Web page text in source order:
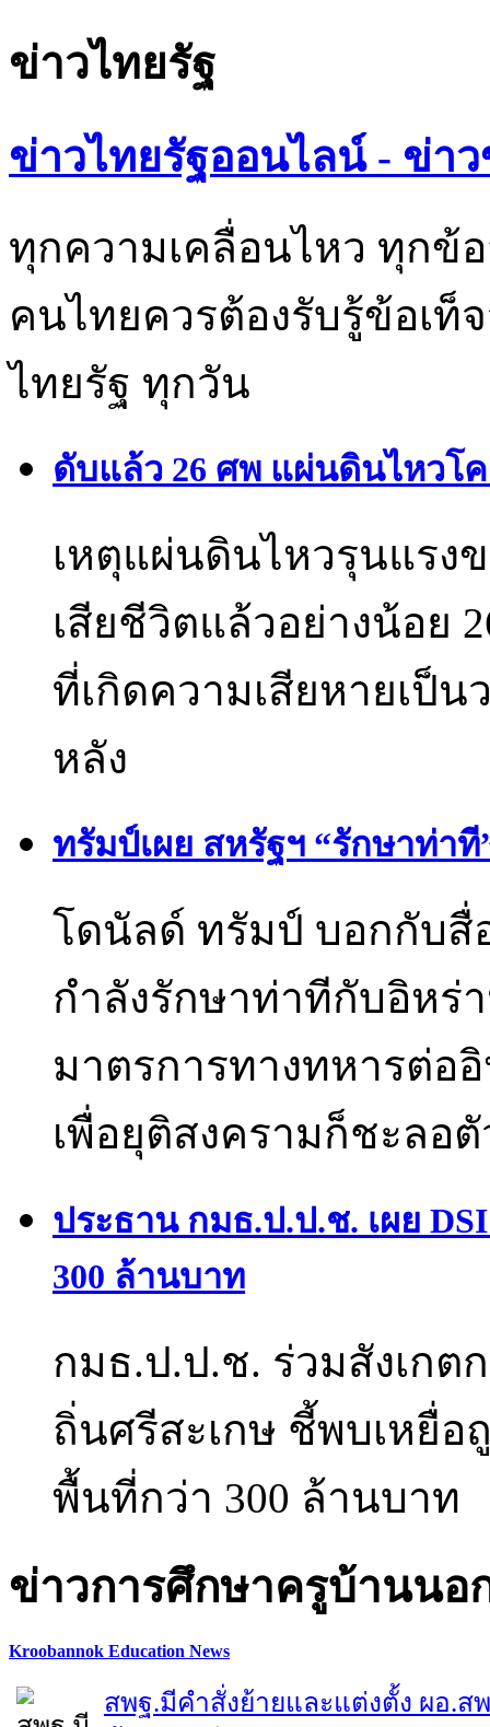
ข่าวไทยรัฐ
ข่าวไทยรัฐออนไลน์ - ข่า
ทุกความเคลื่อนไหว ทุกข้
คนไทยควรต้องรับรู้ข้อเท็
ไทยรัฐ ทุกวัน
ดับแล้ว 26 ศพ แผ่นดินไหวโ
เหตุแผ่นดินไหวรุนแรง
เสียชีวิตแล้วอย่างน้อย
ที่เกิดความเสียหายเป็น
หลัง
ทรัมป์เผย สหรัฐฯ “รักษาท่า
โดนัลด์ ทรัมป์ บอกกับสื่
กำลังรักษาท่าทีกับอิหร่
มาตรการทางทหารต่อ
เพื่อยุติสงครามก็ชะลอ
ประธาน กมธ.ป.ป.ช. เผย
300 ล้านบาท
กมธ.ป.ป.ช. ร่วมสังเก
ถิ่นศรีสะเกษ ชี้พบเหยื่อ
พื้นที่กว่า 300 ล้านบาท
ข่าวการศึกษาครูบ้านนอ
Kroobannok Education News
สพฐ.มีคำสั่งย้ายและแต่งตั้ง ผอ.ส